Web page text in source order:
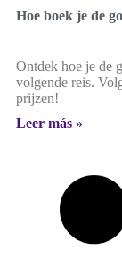
Hoe boek je de
Ontdek hoe je de
volgende reis.
prijzen!
Leer más »